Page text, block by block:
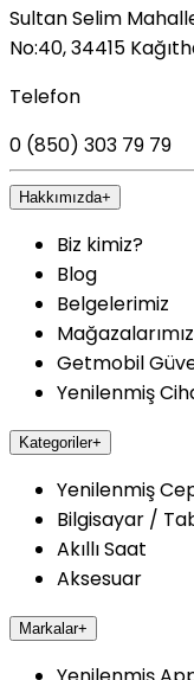
Sultan Selim
No:40, 34415
Telefon
0 (850) 303 79 79
Hakkımızda+
Biz kimiz?
Blog
Belgelerimiz
Mağazalarımız
Getmobil
Yenilenmiş
Kategoriler+
Yenilenmiş
Bilgisayar /
Akıllı Saat
Aksesuar
Markalar+